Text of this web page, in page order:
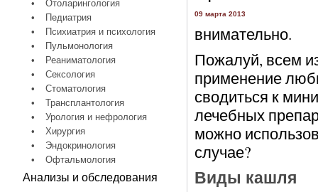
•
Отоларингология
•
Педиатрия
•
Психиатрия и психология
•
Пульмонология
•
Реаниматология
•
Сексология
•
Стоматология
•
Трансплантология
•
Урология и нефрология
•
Хирургия
•
Эндокринология
•
Офтальмология
Анализы и обследования
09 марта 2013
внимательно.
Пожалуй, всем
применение
сводиться к
лечебных
можно
случае?
Виды кашля